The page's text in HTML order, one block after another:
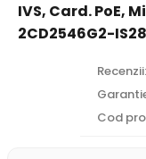
IVS, Card. PoE,
2CD2546G2-
Recenzii:
Cod